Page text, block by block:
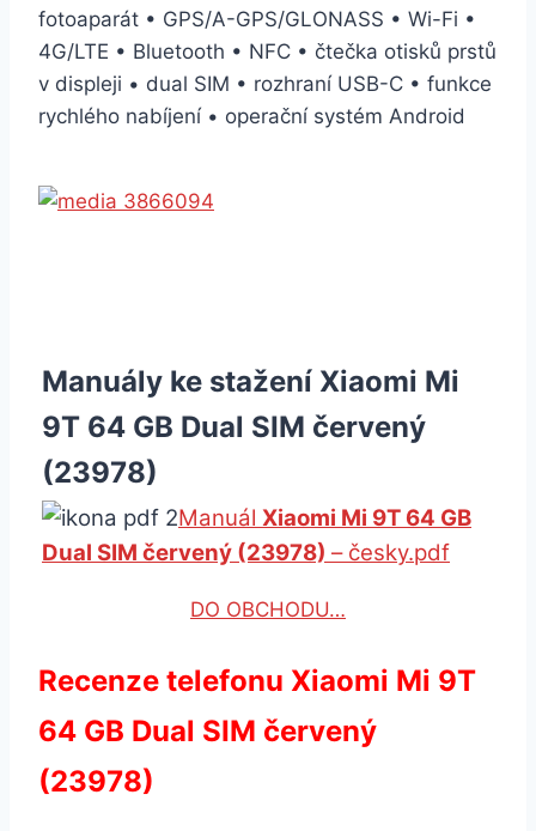
fotoaparát • GPS/A-GPS/GLONASS • Wi-Fi •
4G/LTE • Bluetooth • NFC • čtečka otisků prstů
v displeji • dual SIM • rozhraní USB-C • funkce
rychlého nabíjení • operační systém Android
Manuály ke stažení Xiaomi Mi
9T 64 GB Dual SIM červený
(23978)
Manuál Xiaomi Mi 9T 64 GB
Dual SIM červený (23978) – česky.pdf
DO OBCHODU…
Recenze telefonu Xiaomi Mi 9T
64 GB Dual SIM červený
(23978)